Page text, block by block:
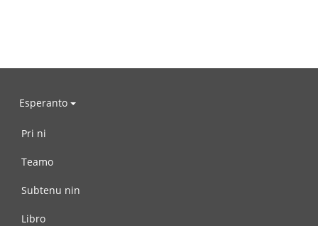
Esperanto
Pri ni
Teamo
Subtenu nin
Libro